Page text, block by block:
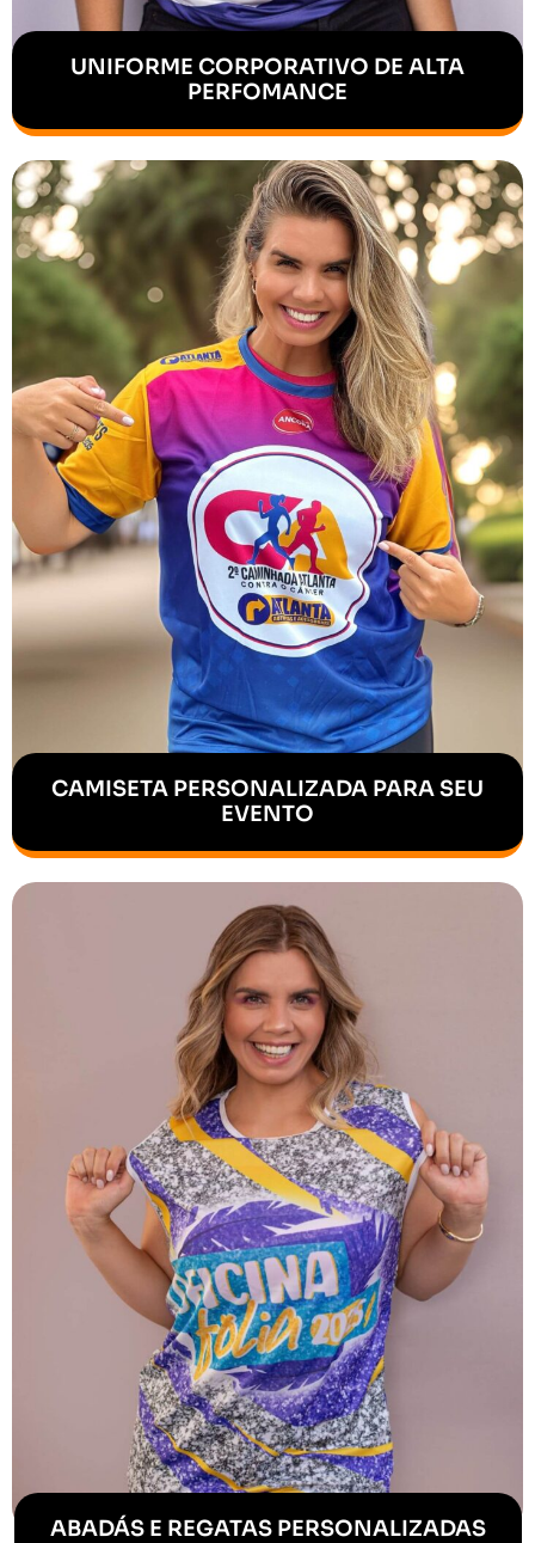
UNIFORME CORPORATIVO DE ALTA
PERFOMANCE
CAMISETA PERSONALIZADA PARA SEU
EVENTO
ABADÁS E REGATAS PERSONALIZADAS